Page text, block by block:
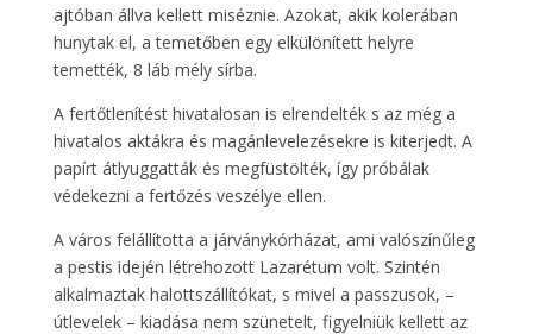
ajtóban állva kellett miséznie. Azokat, akik kolerában
hunytak el, a temetőben egy elkülönített helyre
temették, 8 láb mély sírba.
A fertőtlenítést hivatalosan is elrendelték s az még a
hivatalos aktákra és magánlevelezésekre is kiterjedt. A
papírt átlyuggatták és megfüstölték, így próbálak
védekezni a fertőzés veszélye ellen.
A város felállította a járványkórházat, ami valószínűleg
a pestis idején létrehozott Lazarétum volt. Szintén
alkalmaztak halottszállítókat, s mivel a passzusok, –
útlevelek – kiadása nem szünetelt, figyelniük kellett az